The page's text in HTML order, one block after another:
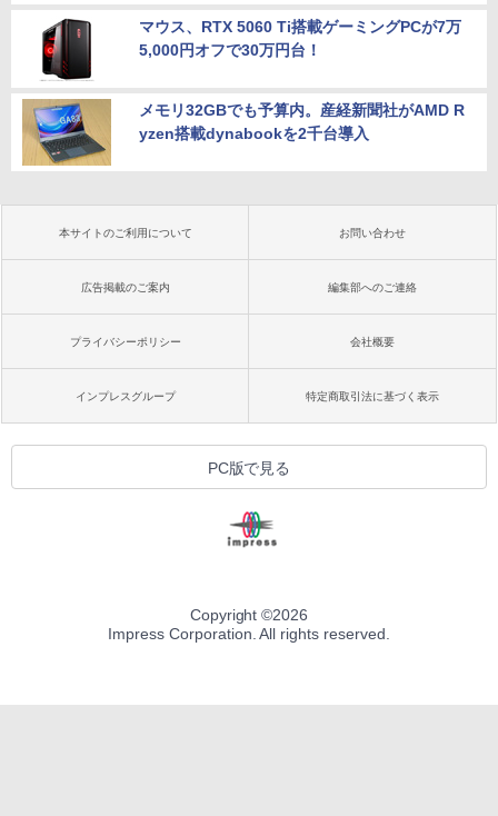
マウス、RTX 5060 Ti搭載ゲーミングPCが7万
5,000円オフで30万円台！
メモリ32GBでも予算内。産経新聞社がAMD R
yzen搭載dynabookを2千台導入
本サイトのご利用について お問い合わせ
広告掲載のご案内 編集部へのご連絡
プライバシーポリシー 会社概要
インプレスグループ 特定商取引法に基づく表示
PC版で見る
Copyright ©2026
Impress Corporation. All rights reserved.